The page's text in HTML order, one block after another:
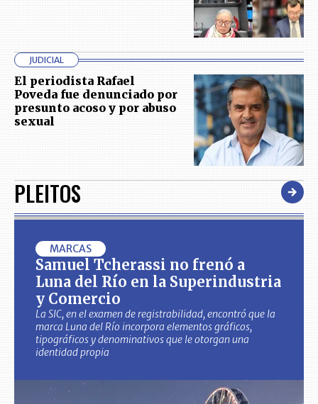
JUDICIAL
El periodista Rafael
Poveda fue denunciado por
presunto acoso y por abuso
sexual
PLEITOS
MARCAS
Samuel Tcherassi no frenó a
Luna del Río en la Superindustria
y Comercio
La SIC, en el examen de registrabilidad, encontró que la
marca Luna del Río incorpora elementos gráficos,
tipográficos y denominativos que le otorgan una
identidad propia